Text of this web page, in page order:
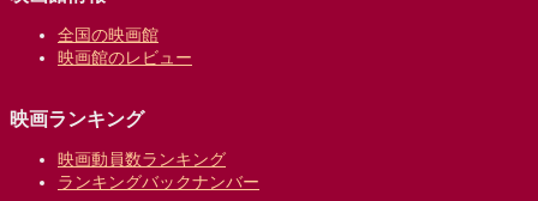
全国の映画館
映画館のレビュー
映画ランキング
映画動員数ランキング
ランキングバックナンバー